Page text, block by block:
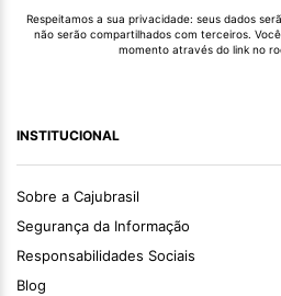
Respeitamos a sua privacidade: seus dados
não serão compartilhados com terceiros.
momento através do link no
INSTITUCIONAL
Sobre a Cajubrasil
Segurança da Informação
Responsabilidades Sociais
Blog